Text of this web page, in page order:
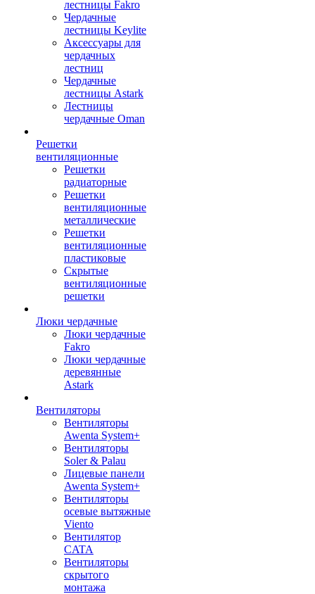
лестницы Fakro
Чердачные
лестницы Keylite
Аксессуары для
чердачных
лестниц
Чердачные
лестницы Astark
Лестницы
чердачные Oman
Решетки
вентиляционные
Решетки
радиаторные
Решетки
вентиляционные
металлические
Решетки
вентиляционные
пластиковые
Скрытые
вентиляционные
решетки
Люки чердачные
Люки чердачные
Fakro
Люки чердачные
деревянные
Astark
Вентиляторы
Вентиляторы
Awenta System+
Вентиляторы
Soler & Palau
Лицевые панели
Awenta System+
Вентиляторы
осевые вытяжные
Viento
Вентилятор
CATA
Вентиляторы
скрытого
монтажа